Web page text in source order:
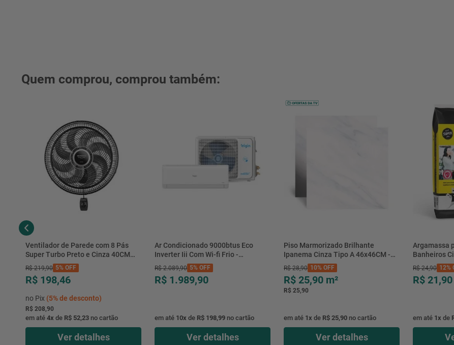
Quem comprou, comprou também:
Ventilador de Parede com 8 Pás
Super Turbo Preto e Cinza 40CM
220V 140W - VTX-40P-8P - Mondial
R$ 219,90 5% OFF
R$ 198,46
no Pix (5%de desconto)
R$ 208,90
em até 4x de R$ 52,23 no cartão
Ver detalhes
Ar Condicionado 9000btus Eco
Inverter Iii Com Wi-fi Frio -
Hjfe09c2cg|hjfi09c2wg - Elgin
R$ 2.089,90 5% OFF
R$ 1.989,90
em até 10x de R$ 198,99 no cartão
Ver detalhes
Piso Marmorizado Brilhante
Ipanema Cinza Tipo A 46x46CM -
01.012771 - Cerbras
R$ 28,90 10% OFF
R$ 25,90 m²
R$ 25,90
em até 1x de R$ 25,90 no cartão
Ver detalhes
Argamassa
Banheiros
-
R$ 24,90 12%
R$ 21,90
em até 1x de